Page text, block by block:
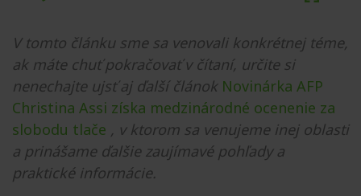
V tomto článku sme sa venovali konkrétnej téme,
ak máte chuť pokračovať v čítaní, určite si
nenechajte ujsť aj ďalší článok Novinárka AFP
Christina Assi získa medzinárodné ocenenie za
slobodu tlače , v ktorom sa venujeme inej oblasti
a prinášame ďalšie zaujímavé pohľady a
praktické informácie.